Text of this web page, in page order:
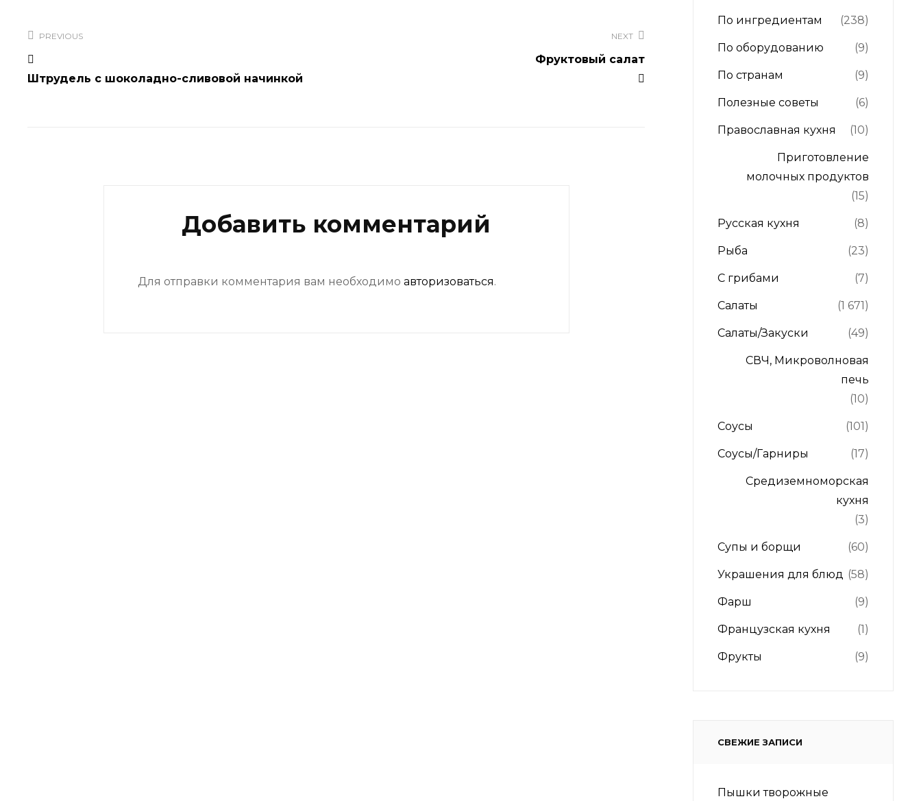
по
записям
PREVIOUS
Штрудель с шоколадно-сливовой начинкой
NEXT
Фруктовый салат
Добавить комментарий
Для отправки комментария вам необходимо авторизоваться.
По ингредиентам (238)
По оборудованию (9)
По странам (9)
Полезные советы (6)
Православная кухня (10)
Приготовление
молочных продуктов
(15)
Русская кухня (8)
Рыба (23)
С грибами (7)
Салаты (1 671)
Салаты/Закуски (49)
СВЧ, Микроволновая
печь
(10)
Соусы (101)
Соусы/Гарниры (17)
Средиземноморская
кухня
(3)
Супы и борщи (60)
Украшения для блюд (58)
Фарш (9)
Французская кухня (1)
Фрукты (9)
СВЕЖИЕ ЗАПИСИ
Пышки творожные